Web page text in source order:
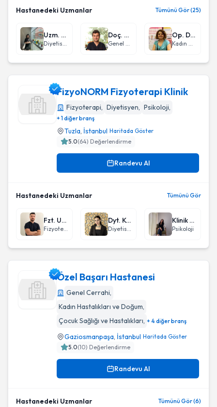
Hastanedeki Uzmanlar Tümünü Gör (25)
Uzm. Dyt. Ege Ramadanoğlu
Diyetisyen
Doç. Dr. Eyüp Gemici
Genel Cerrahi
Op. Dr. Ayşegül Yıldırım
Kadın Hastalıkları ve Doğum
FizyoNORM Fizyoterapi Klinik
FizyoNORM Fizyoterapi Klinik
Fizyoterapi, Diyetisyen, Psikoloji,
+ 1 diğer branş
Tuzla, İstanbul Haritada Göster
5.0(64) Değerlendirme
Randevu Al
Hastanedeki Uzmanlar Tümünü Gör
Fzt. Utku Kaya
Fizyoterapi
Dyt. Kevser Hilal Dikici
Diyetisyen
Klinik Psikolog Seda Doğmazer
Psikoloji
Özel Başarı Hastanesi
Genel Cerrahi,
Kadın Hastalıkları ve Doğum,
Çocuk Sağlığı ve Hastalıkları, + 4 diğer branş
Gaziosmanpaşa, İstanbul Haritada Göster
5.0(10) Değerlendirme
Randevu Al
Hastanedeki Uzmanlar Tümünü Gör (6)